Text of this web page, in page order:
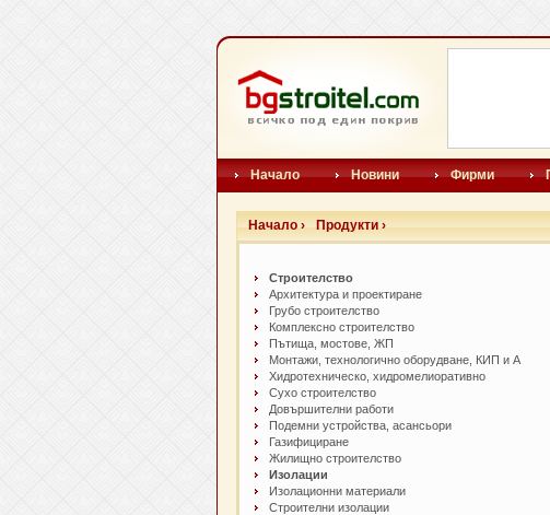
Начало Новини Фирми
Начало › Продукти ›
Строителство
Архитектура и проектиране
Грубо строителство
Комплексно строителство
Пътища, мостове, ЖП
Монтажи, технологично оборудване, КИП и А
Хидротехническо, хидромелиоративно
Сухо строителство
Довършителни работи
Подемни устройства, асансьори
Газифициране
Жилищно строителство
Изолации
Изолационни материали
Строителни изолации